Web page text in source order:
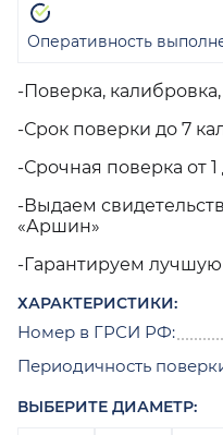
-Поверка,
-Срок поверки до 7
-Срочная поверка от 1
-Выдаем
«Аршин»
-Гарантируем лучшую
ХАРАКТЕРИСТИКИ:
Номер в ГРСИ РФ:
Периодичность
ВЫБЕРИТЕ ДИАМЕТР:
Оперативность